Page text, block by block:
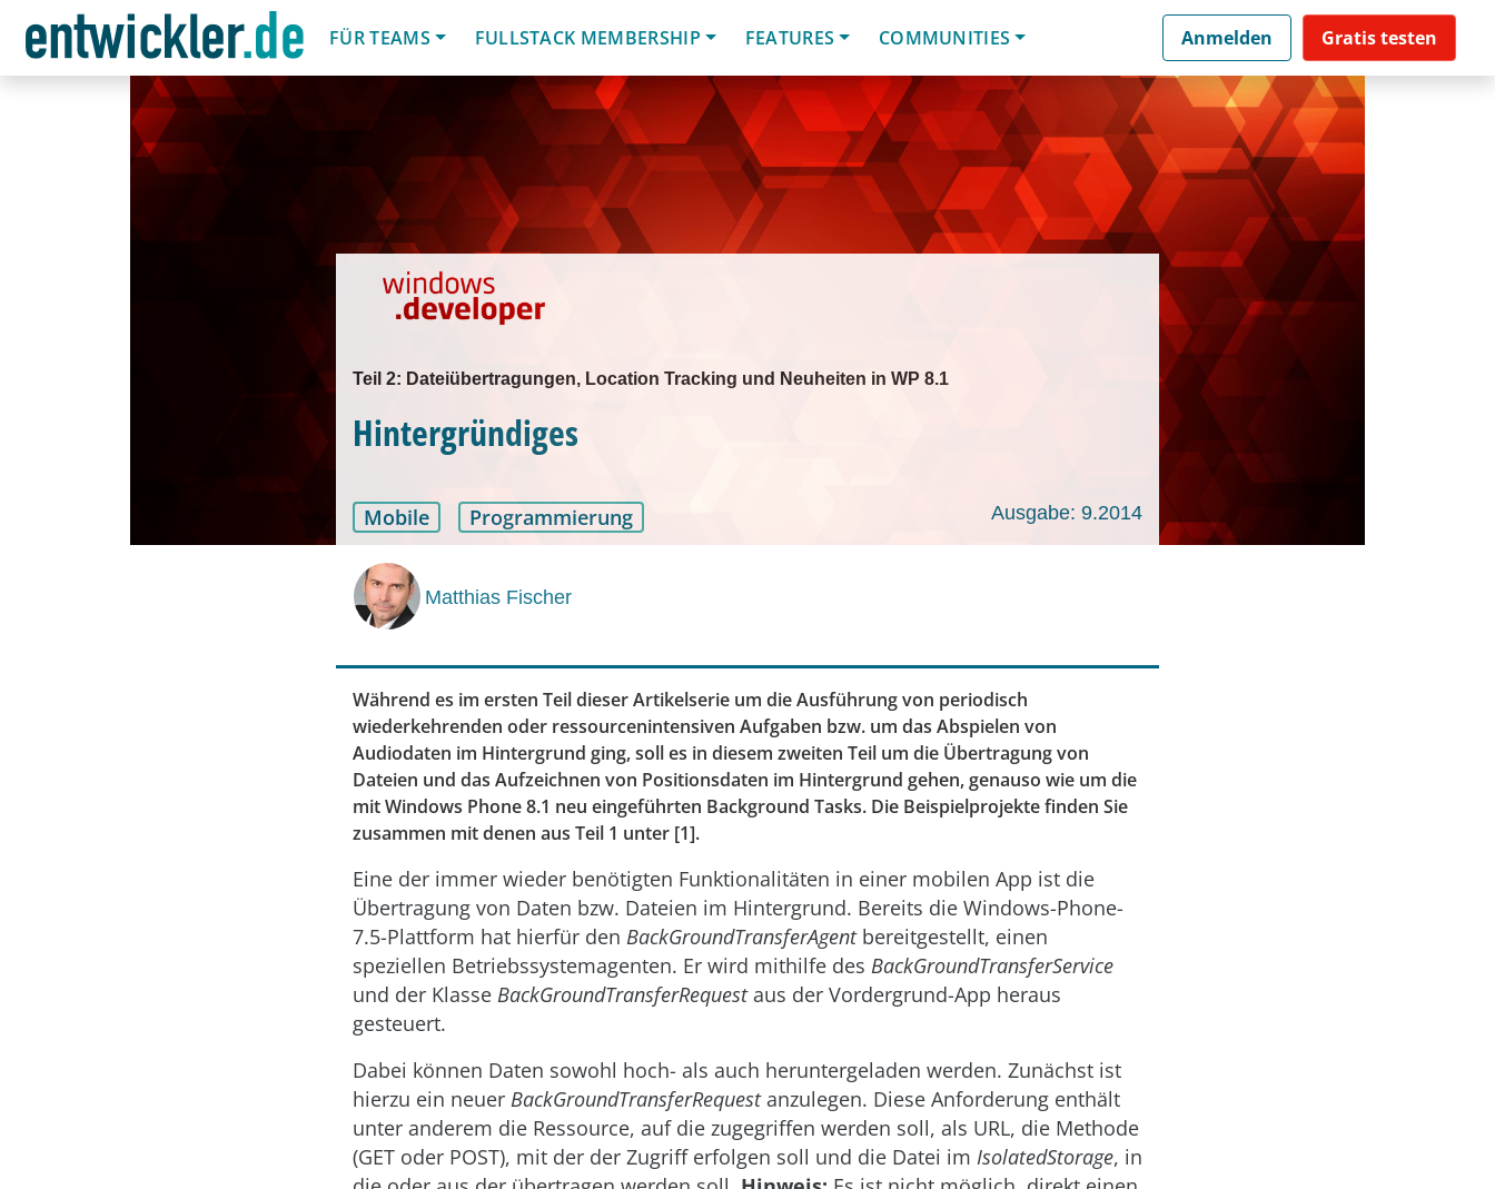
FÜR TEAMS
FULLSTACK MEMBERSHIP FEATURES COMMUNITIES Anmelden Gratis testen
Teil 2: Dateiübertragungen, Location Tracking und Neuheiten in WP 8.1
Hintergründiges
Mobile Programmierung Ausgabe: 9.2014
Matthias Fischer
Während es im ersten Teil dieser Artikelserie um die Ausführung von periodisch
wiederkehrenden oder ressourcenintensiven Aufgaben bzw. um das Abspielen von
Audiodaten im Hintergrund ging, soll es in diesem zweiten Teil um die Übertragung von
Dateien und das Aufzeichnen von Positionsdaten im Hintergrund gehen, genauso wie um die
mit Windows Phone 8.1 neu eingeführten Background Tasks. Die Beispielprojekte finden Sie
zusammen mit denen aus Teil 1 unter [1].
Eine der immer wieder benötigten Funktionalitäten in einer mobilen App ist die
Übertragung von Daten bzw. Dateien im Hintergrund. Bereits die Windows-Phone-
7.5-Plattform hat hierfür den BackGroundTransferAgentbereitgestellt, einen
speziellen Betriebssystemagenten. Er wird mithilfe des BackGroundTransferService
und der Klasse BackGroundTransferRequestaus der Vordergrund-App heraus
gesteuert.
Dabei können Daten sowohl hoch- als auch heruntergeladen werden. Zunächst ist
hierzu ein neuer BackGroundTransferRequestanzulegen. Diese Anforderung enthält
unter anderem die Ressource, auf die zugegriffen werden soll, als URL, die Methode
(GET oder POST), mit der der Zugriff erfolgen soll und die Datei im Isolated­Storage, in